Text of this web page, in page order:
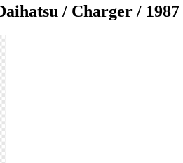
/ Charger /